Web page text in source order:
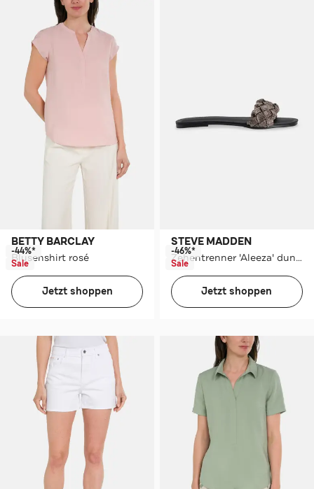
BETTY BARCLAY
Blusenshirt rosé
-44%*
Sale
Jetzt shoppen
STEVE MADDEN
Zehentrenner 'Aleeza' dunkelsilber
-46%*
Sale
Jetzt shoppen